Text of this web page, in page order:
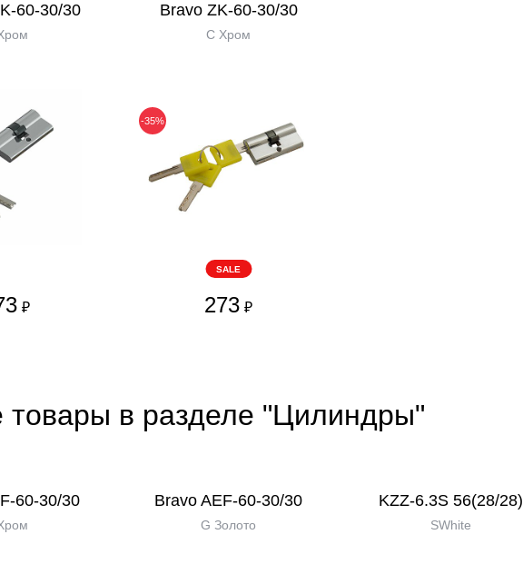
60-30/30
₽
Bravo ZK-60-30/30
C Хром
-35%
SALE
273 ₽
товары в разделе "Цилиндры"
60-30/30 Bravo AЕF-60-30/30
G Золото
KZZ-6.3S 56(28/28)
SWhite